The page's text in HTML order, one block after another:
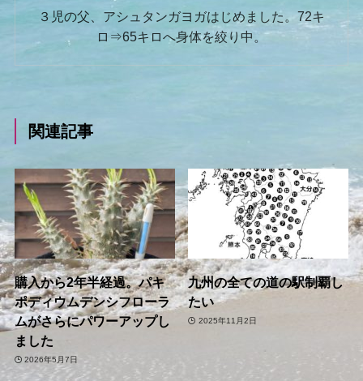
３児の父、アシュタンガヨガはじめました。72キ
ロ⇒65キロへ身体を絞り中。
関連記事
購入から2年半経過。パキ
ポディウムデンシフローラ
ムがさらにパワーアップし
ました
2026年5月7日
九州の全ての道の駅制覇し
たい
2025年11月2日